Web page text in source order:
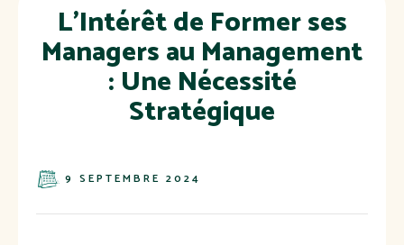
L'Intérêt de Former ses
Managers au Management
: Une Nécessité
Stratégique
9 SEPTEMBRE 2024